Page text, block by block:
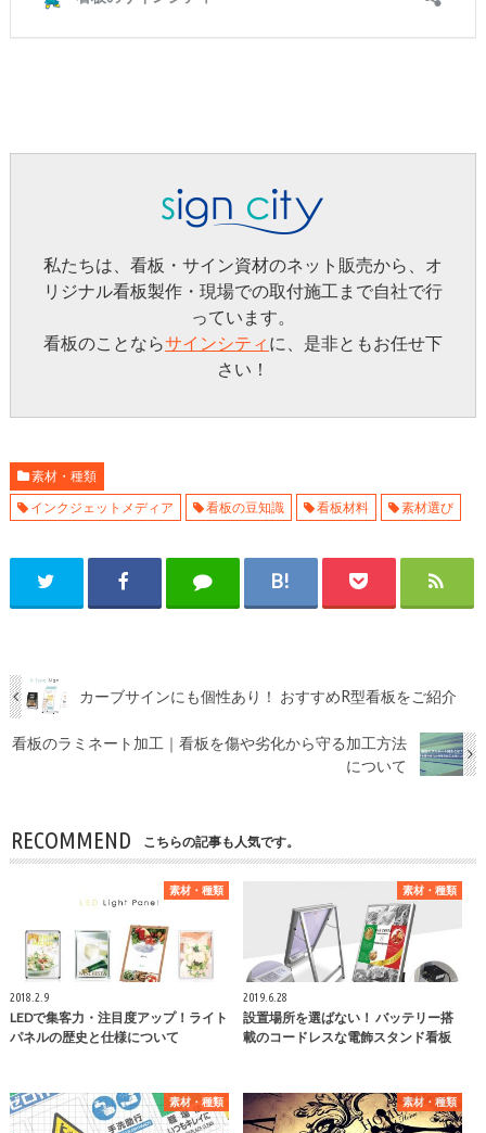
私たちは、看板・サイン資材のネット販売から、オ
リジナル看板製作・現場での取付施工まで自社で行
っています。
看板のことならサインシティ に、是非ともお任せ下
さい！
素材・種類
インクジェットメディア
看板の豆知識 看板材料 素材選び
カーブサインにも個性あり！ おすすめR型看板をご紹介
看板のラミネート加工｜看板を傷や劣化から守る加工方法
について
RECOMMEND こちらの記事も人気です。
素材・種類
2018.2.9
LEDで集客力・注目度アップ！ライト
パネルの歴史と仕様について
素材・種類
2019.6.28
設置場所を選ばない！ バッテリー搭
載のコードレスな電飾スタンド看板
素材・種類 素材・種類